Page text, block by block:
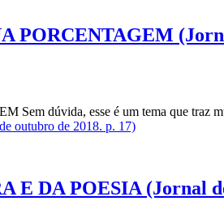
PORCENTAGEM
dúvida, esse é um tema que traz
outubro de 2018. p. 17)
E DA POESIA (Jornal